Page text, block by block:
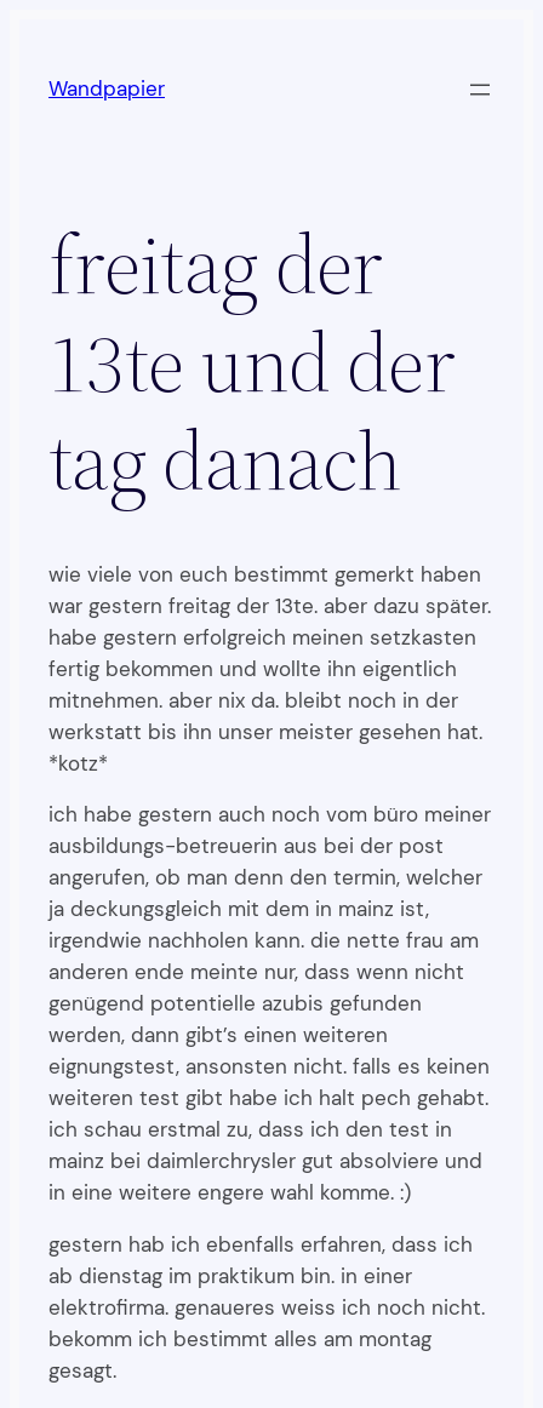
springen
Wandpapier
freitag der
13te und der
tag danach
wie viele von euch bestimmt gemerkt haben
war gestern freitag der 13te. aber dazu später.
habe gestern erfolgreich meinen setzkasten
fertig bekommen und wollte ihn eigentlich
mitnehmen. aber nix da. bleibt noch in der
werkstatt bis ihn unser meister gesehen hat.
*kotz*
ich habe gestern auch noch vom büro meiner
ausbildungs-betreuerin aus bei der post
angerufen, ob man denn den termin, welcher
ja deckungsgleich mit dem in mainz ist,
irgendwie nachholen kann. die nette frau am
anderen ende meinte nur, dass wenn nicht
genügend potentielle azubis gefunden
werden, dann gibt’s einen weiteren
eignungstest, ansonsten nicht. falls es keinen
weiteren test gibt habe ich halt pech gehabt.
ich schau erstmal zu, dass ich den test in
mainz bei daimlerchrysler gut absolviere und
in eine weitere engere wahl komme. :)
gestern hab ich ebenfalls erfahren, dass ich
ab dienstag im praktikum bin. in einer
elektrofirma. genaueres weiss ich noch nicht.
bekomm ich bestimmt alles am montag
gesagt.